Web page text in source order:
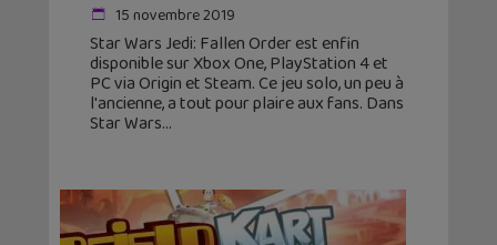
15 novembre 2019
Star Wars Jedi: Fallen Order est enfin
disponible sur Xbox One, PlayStation 4 et
PC via Origin et Steam. Ce jeu solo, un peu à
l'ancienne, a tout pour plaire aux fans. Dans
Star Wars